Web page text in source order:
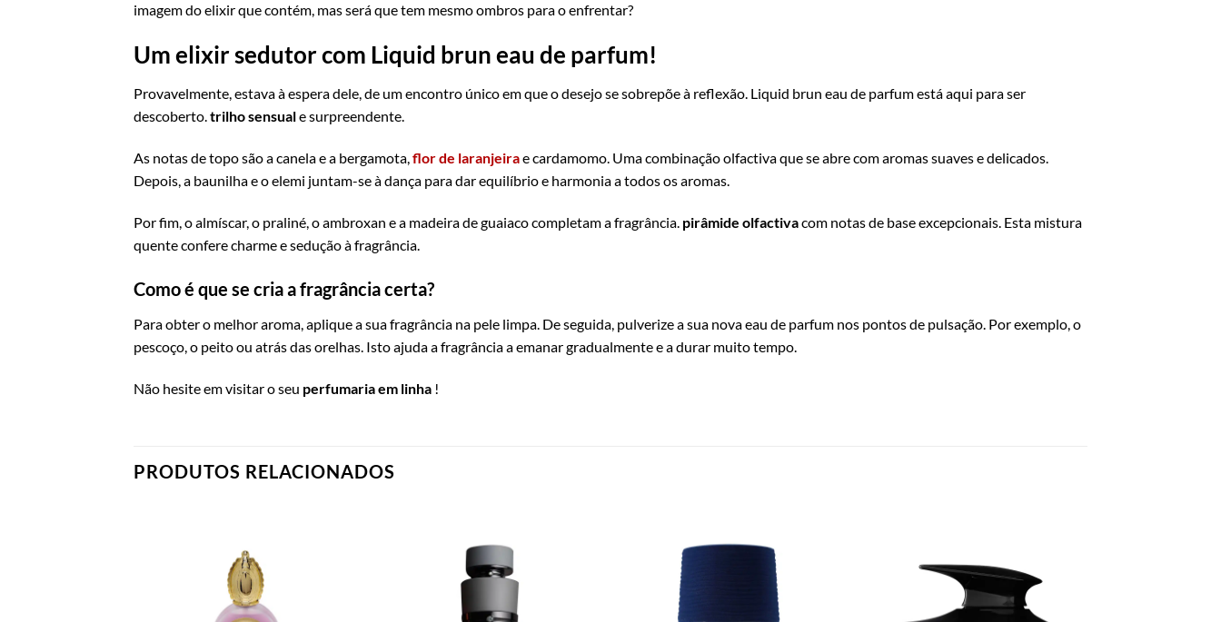
imagem do elixir que contém, mas será que tem mesmo ombros para o enfrentar?
Um elixir sedutor com Liquid brun eau de parfum!
Provavelmente, estava à espera dele, de um encontro único em que o desejo se sobrepõe à reflexão. Liquid brun eau de parfum está aqui para ser
descoberto.trilho sensuale surpreendente.
As notas de topo são a canela e a bergamota,flor de laranjeirae cardamomo. Uma combinação olfactiva que se abre com aromas suaves e delicados.
Depois, a baunilha e o elemi juntam-se à dança para dar equilíbrio e harmonia a todos os aromas.
Por fim, o almíscar, o praliné, o ambroxan e a madeira de guaiaco completam a fragrância. pirâmide olfactivacom notas de base excepcionais. Esta mistura
quente confere charme e sedução à fragrância.
Como é que se cria a fragrância certa?
Para obter o melhor aroma, aplique a sua fragrância na pele limpa. De seguida, pulverize a sua nova eau de parfum nos pontos de pulsação. Por exemplo, o
pescoço, o peito ou atrás das orelhas. Isto ajuda a fragrância a emanar gradualmente e a durar muito tempo.
Não hesite em visitar o seu perfumaria em linha !
PRODUTOS RELACIONADOS